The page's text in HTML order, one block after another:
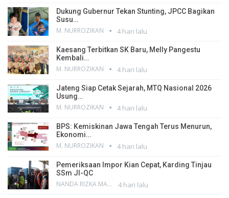
Dukung Gubernur Tekan Stunting, JPCC Bagikan
Susu…
M. NURROZIKAN 4 hari lalu
Kaesang Terbitkan SK Baru, Melly Pangestu
Kembali…
M. NURROZIKAN 4 hari lalu
Jateng Siap Cetak Sejarah, MTQ Nasional 2026
Usung…
M. NURROZIKAN 4 hari lalu
BPS: Kemiskinan Jawa Tengah Terus Menurun,
Ekonomi…
M. NURROZIKAN 4 hari lalu
Pemeriksaan Impor Kian Cepat, Karding Tinjau
SSm JI-QC
NANDA RIZKA MAHENDRA 4 hari lalu